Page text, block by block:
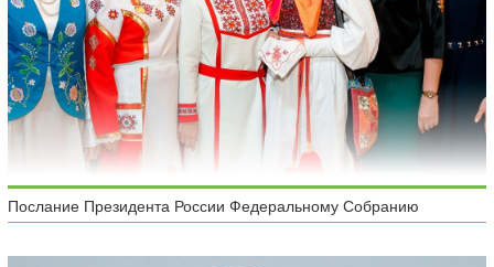
Послание Президента России Федеральному Собранию